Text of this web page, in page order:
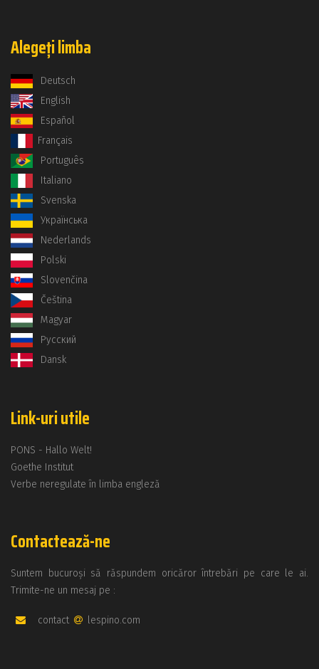
Alegeți limba
Deutsch
English
Español
Français
Português
Italiano
Svenska
Українська
Nederlands
Polski
Slovenčina
Čeština
Magyar
Русский
Dansk
Link-uri utile
PONS - Hallo Welt!
Goethe Institut
Verbe neregulate în limba engleză
Contactează-ne
Suntem bucuroși să răspundem oricăror întrebări pe care le ai.
Trimite-ne un mesaj pe :
contact lespino.com